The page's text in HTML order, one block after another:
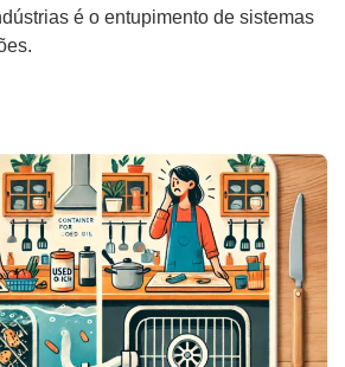
é o entupimento de sistemas